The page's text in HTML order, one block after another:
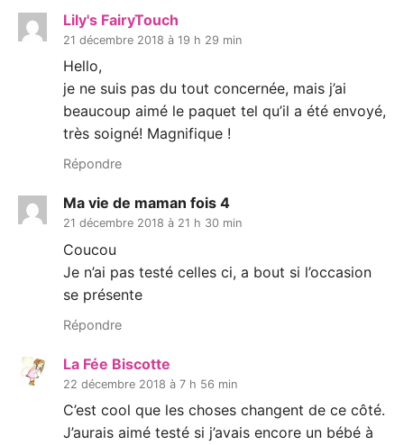
Lily's FairyTouch
21 décembre 2018 à 19 h 29 min
Hello,
je ne suis pas du tout concernée, mais j’ai
beaucoup aimé le paquet tel qu’il a été envoyé,
très soigné! Magnifique !
Répondre
Ma vie de maman fois 4
21 décembre 2018 à 21 h 30 min
Coucou
Je n’ai pas testé celles ci, a bout si l’occasion
se présente
Répondre
La Fée Biscotte
22 décembre 2018 à 7 h 56 min
C’est cool que les choses changent de ce côté.
J’aurais aimé testé si j’avais encore un bébé à